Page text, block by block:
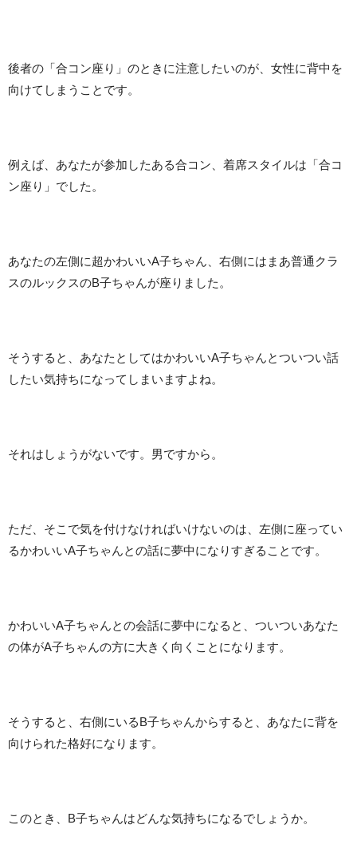
後者の「合コン座り」のときに注意したいのが、女性に背中を
向けてしまうことです。
例えば、あなたが参加したある合コン、着席スタイルは「合コ
ン座り」でした。
あなたの左側に超かわいいA子ちゃん、右側にはまあ普通クラ
スのルックスのB子ちゃんが座りました。
そうすると、あなたとしてはかわいいA子ちゃんとついつい話
したい気持ちになってしまいますよね。
それはしょうがないです。男ですから。
ただ、そこで気を付けなければいけないのは、左側に座ってい
るかわいいA子ちゃんとの話に夢中になりすぎることです。
かわいいA子ちゃんとの会話に夢中になると、ついついあなた
の体がA子ちゃんの方に大きく向くことになります。
そうすると、右側にいるB子ちゃんからすると、あなたに背を
向けられた格好になります。
このとき、B子ちゃんはどんな気持ちになるでしょうか。